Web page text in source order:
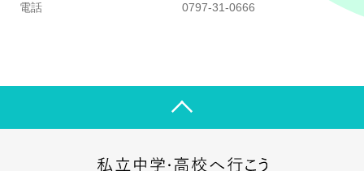
電話 0797-31-0666